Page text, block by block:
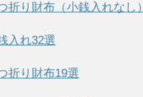
折り財布（小銭入れなし）
入れ32選
折り財布19選